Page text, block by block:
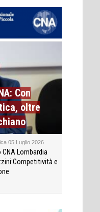
Con
oltre
05 Luglio 2026
Lombardia
e